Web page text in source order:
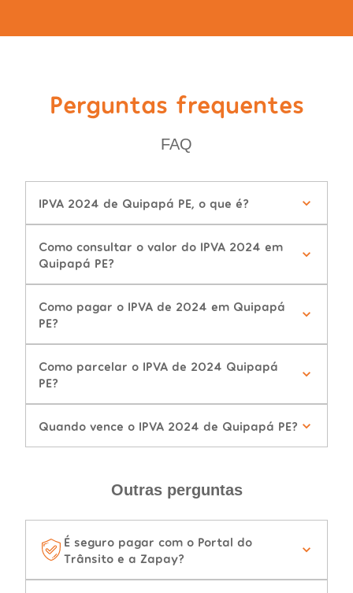
Perguntas frequentes
FAQ
IPVA 2024 de Quipapá PE, o que é?
Como consultar o valor do IPVA 2024 em
Quipapá PE?
Como pagar o IPVA de 2024 em Quipapá
PE?
Como parcelar o IPVA de 2024 Quipapá
PE?
Quando vence o IPVA 2024 de Quipapá PE?
Outras perguntas
É seguro pagar com o Portal do
Trânsito e a Zapay?